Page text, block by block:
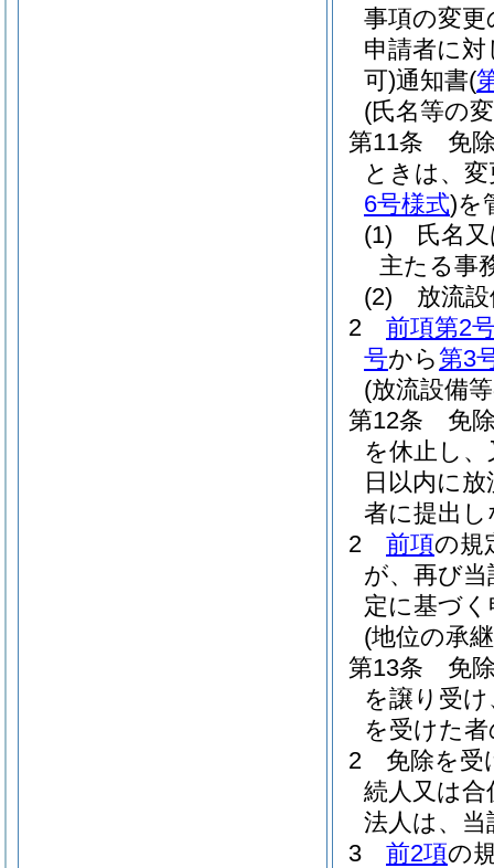
事項の変
申請者に
可)通知書(
(氏名等の
第11条
免
ときは、
6号様式)を
(1)
氏名
主たる事
(2)
放流
2
前項第2
号から第3
(放流設備
第12条
免
を休止し
日以内に
者に提出
2
前項の規
が、再び
定に基づ
(地位の承
第13条
免
を譲り受
を受けた
2
免除を受
続人又は
法人は、
3
前2項の